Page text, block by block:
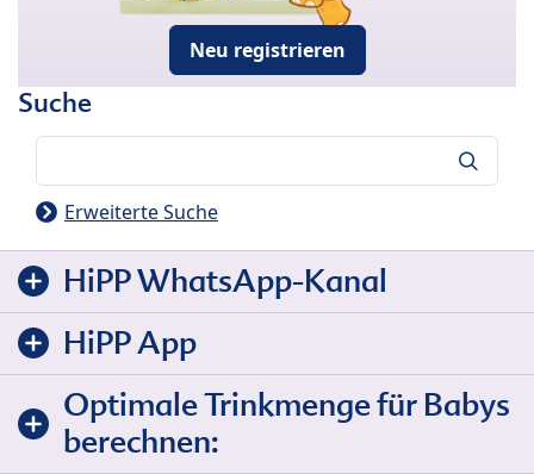
Neu registrieren
Suche
Erweiterte Suche
HiPP WhatsApp-Kanal
HiPP App
Optimale Trinkmenge für Babys
berechnen: